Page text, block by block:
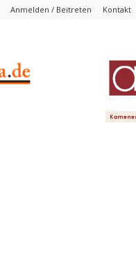
Anmelden / Beitreten Kontakt